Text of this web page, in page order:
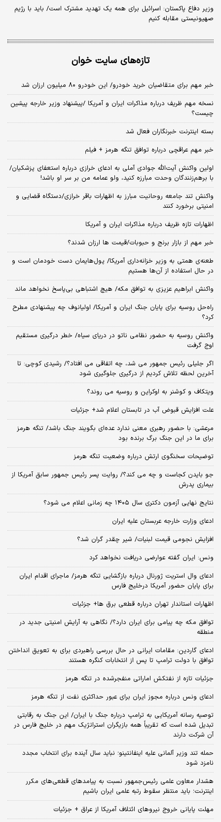
وزیر دفاع پاکستان: اسرائیل برای همه یک تهدید مشترک است/ باید با رژیم
صهیونیستی مقابله کنیم
تازه‌های سایت خوان
خبر مهم برای متقاضیان خرید خودرو/ این خودرو ۸۰ میلیون ارزان شد
نسخه‌ مهم ظریف درباره مذاکرات ایران و آمریکا /پیشنهاد وزیر خارجه پیشین
چیست؟
بسته اینترنت خبرنگاران فعال شد
خبر مهم عراقچی درباره توافق تنگه هرمز + فیلم
اولین واکنش آیت‌الله جوادی آملی به ادعای خرازی درباره استعفای پزشکیان/
با برهم‌زنندگان وحدت مبارزه کنید، ولو عمامه من بر سر او باشد!
واکنش تند جامعه روحانیت مبارز به اظهارات باقر خرازی/دستگاه قضایی و
امنیتی برخورد کنند
اظهارات تازه ظریف درباره مذاکرات ایران و آمریکا
خبر مهم از بازار برنج و حبوبات/قیمت ها ارزان شدند؟
طعنه‌ی‌ همتی به وزیر خزانه‌داری آمریکا/ پول‌هایمان دست خودمان است و
در حال استفاده از آن‌ها هستیم
واکنش ابراهیم عزیزی به توافق مکه/ هیچ اشتباهی بی‌پاسخ نخواهد ماند
راه‌حل روسیه برای پایان جنگ ایران و آمریکا/ اولیانوف چه پیشنهادی مطرح
کرد؟
واکنش روسیه به حضور نظامی ناتو در دریای سیاه/ خطر درگیری مستقیم
اوج گرفت
اگر جلیلی رئیس جمهور می شد، چه اتفاقی می افتاد؟/ رشیدی کوچی: تا
آخرین لحظه تلاش کردیم از درگیری جلوگیری شود
ویتکاف و کوشنر به اوکراین و روسیه می روند؟
علت افزایش قبوض آب در تابستان اعلام شد+ جزئیات
مرعشی: با حضور رهبری معنی ندارد عده‌ای بگویند جنگ باشد/ تنگه هرمز
برای ما در این جنگ برگ برنده بود
توضیحات سخنگوی ارتش درباره وضعیت تنگه هرمز
جو بایدن کجاست و چه می کند؟/ روایت پسر رئیس جمهور سابق آمریکا از
بیماری پدرش
نتایج نهایی آزمون دکتری سال ۱۴۰۵ چه زمانی اعلام می شود؟
ادعای وزارت خارجه عربستان علیه ایران
افزایش نجومی قیمت لبنیات/ شیر چقدر گران شد؟
ونس: ایران گفته عوارضی دریافت نخواهد کرد
ادعای وال استریت ژورنال درباره بازگشایی تنگه هرمز/ ماجرای اقدام ایران
برای پایان حضور آمریکا درخلیج فارس
اظهارات استاندار تهران درباره قطعی برق ها+ جزئیات
توافق مکه چه پیامی برای ایران دارد؟/ نگاهی به آرایش امنیتی جدید در
منطقه
ادعای گاردین: مقامات ایرانی در حال بررسی راهبردی برای به تعویق انداختن
توافق با دولت ترامپ تا پس از انتخابات کنگره هستند
جزئیات تازه از نفتکش اماراتی منفجرشده در تنگه هرمز
ادعای ونس درباره مجوز ایران برای عبور حداکثری نفت از تنگه هرمز
توصیه رسانه آمریکایی به ترامپ درباره جنگ با ایران/ این جنگ به رقابتی
تبدیل شده است که تقریباً همه بازیگران استراتژیک مهم در خلیج فارس در
آن شرکت دارند
حمله تند وزیر آلمانی علیه اینفانتینو؛ نباید سال آینده برای انتخاب مجدد
نامزد شود
هشدار معاون علمی رئیس‌جمهور نسبت به پیامدهای قطعی‌های مکرر
اینترنت؛ باید منتظر سقوط رتبه علمی ایران باشیم
مهلت پایانی خروج نیروهای ائتلاف آمریکا از عراق + جزئیات